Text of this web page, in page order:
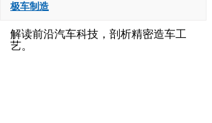
极车制造
解读前沿汽车科技，剖析精密造车工
艺。